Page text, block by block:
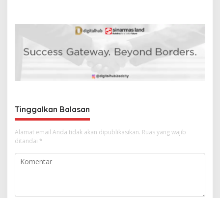
g
p
s
Tinggalkan Balasan
Alamat email Anda tidak akan dipublikasikan. Ruas yang wajib
ditandai *